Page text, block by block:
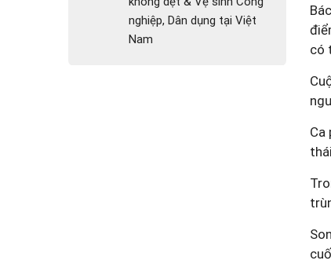
nghiệp, Dân dụng tại Việt
Nam
có
Ca